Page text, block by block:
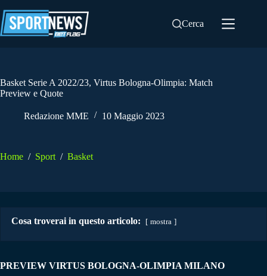
al
contenuto
Cerca
Basket Serie A 2022/23, Virtus Bologna-Olimpia: Match
Preview e Quote
Redazione MME 10 Maggio 2023
Home / Sport / Basket
Cosa troverai in questo articolo: mostra
PREVIEW VIRTUS BOLOGNA-OLIMPIA MILANO